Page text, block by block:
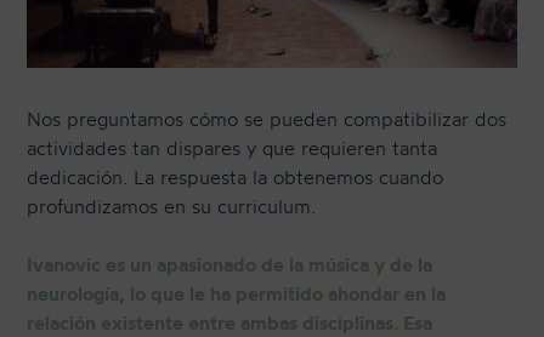
Nos preguntamos cómo se pueden compatibilizar dos
actividades tan dispares y que requieren tanta
dedicación. La respuesta la obtenemos cuando
profundizamos en su curriculum.
Ivanovic es un apasionado de la música y de la
neurología, lo que le ha permitido ahondar en la
relación existente entre ambas disciplinas. Esa